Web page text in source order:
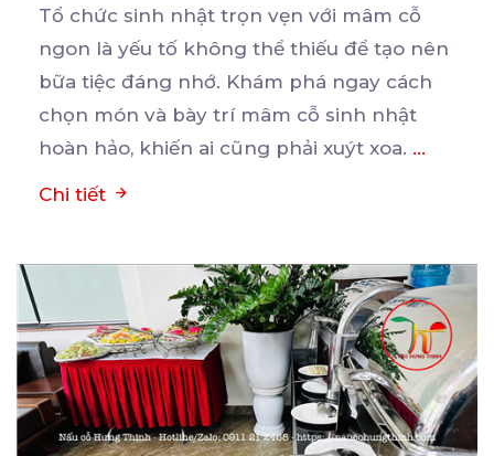
Tổ chức sinh nhật trọn vẹn với mâm cỗ
ngon là yếu tố không thể thiếu để tạo nên
bữa tiệc đáng nhớ. Khám phá ngay cách
chọn món và bày trí mâm cỗ sinh nhật
hoàn hảo, khiến ai cũng phải xuýt xoa. ...
Chi tiết